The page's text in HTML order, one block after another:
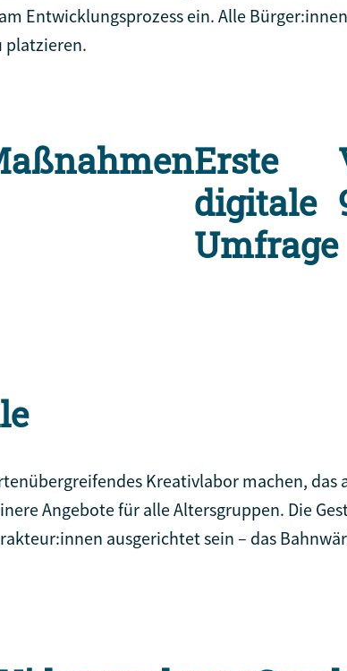
Entwicklungsprozess ein. Alle
platzieren.
Erste
digitale
Umfrage
Kreativlabor machen, das
Angebote für alle Altersgruppen. Die
ausgerichtet sein – das